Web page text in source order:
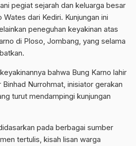
pegiat sejarah dan keluarga besar
dari Kediri. Kunjungan ini
peneguhan keyakinan atas
di Ploso, Jombang, yang selama
bahwa Bung Karno lahir
Nurrohmat, inisiator gerakan
turut mendampingi kunjungan
pada berbagai sumber
tertulis, kisah lisan warga